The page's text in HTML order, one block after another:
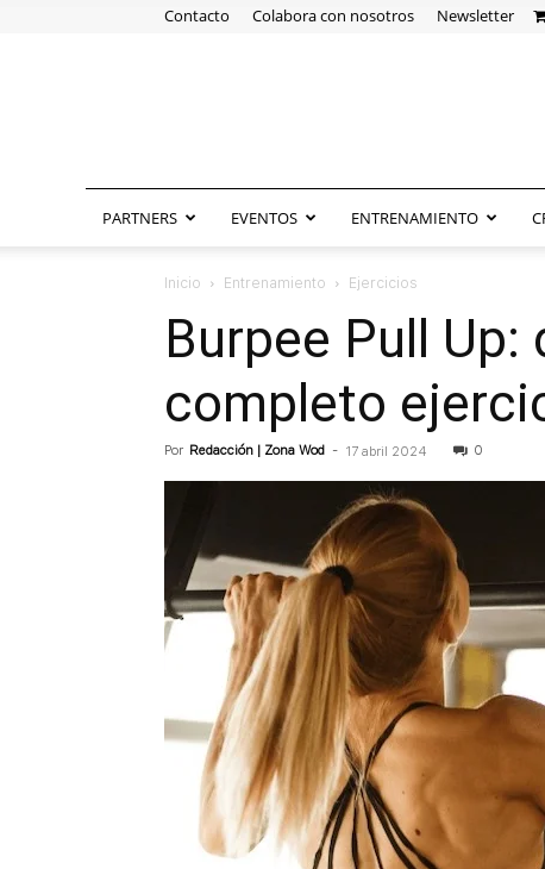
Contacto Colabora con nosotros Newsletter
PARTNERS EVENTOS ENTRENAMIENTO
Inicio Entrenamiento Ejercicios
Burpee Pull
completo
Por Redacción | Zona Wod - 17 abril 2024 0